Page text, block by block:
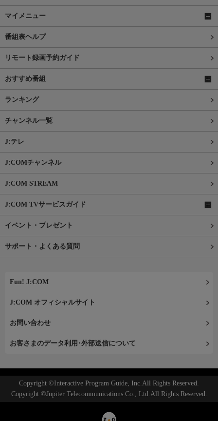
マイメニュー
番組表ヘルプ
リモート録画予約ガイド
おすすめ番組
ランキング
チャンネル一覧
J:テレ
J:COMチャンネル
J:COM STREAM
J:COM TVサービスガイド
イベント・プレゼント
サポート・よくある質問
Fun! J:COM
J:COM オフィシャルサイト
お問い合わせ
お客さまのデータ利用･外部送信について
Copyright ©Interactive Program Guide, Inc.All Rights Reserved.
Copyright ©Jupiter Telecommunications Co., Ltd.All Rights Reserved.